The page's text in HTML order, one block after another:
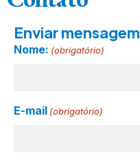
Enviar mensagem
Nome: (obrigatório)
E-mail (obrigatório)